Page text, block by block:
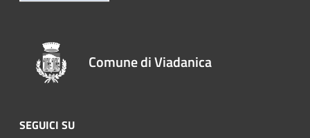
Comune di Viadanica
SEGUICI SU